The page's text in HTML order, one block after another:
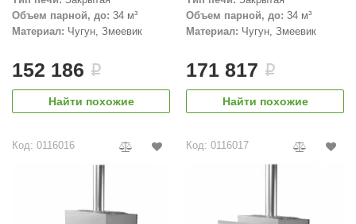
Объем парной, до: 34 м³
Материал: Чугун, Змеевик
152 186 i
Найти похожие
Объем парной, до: 34 м³
Материал: Чугун, Змеевик
171 817 i
Найти похожие
Код: 0116016 Код: 0116017